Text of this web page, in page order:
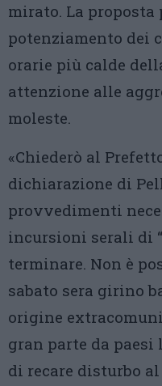
mirato. La proposta
potenziamento dei
orarie più calde
attenzione alle
moleste.
«Chiederò al
dichiarazione di
provvedimenti
incursioni serali di
terminare. Non è
sabato sera girino
origine
gran parte da
di recare disturbo